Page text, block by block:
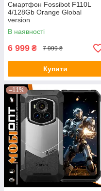
Смартфон Fossibot F110L
4/128Gb Orange Global
version
В наявності
6 999 ₴ 7 999 ₴
Купити
–11%